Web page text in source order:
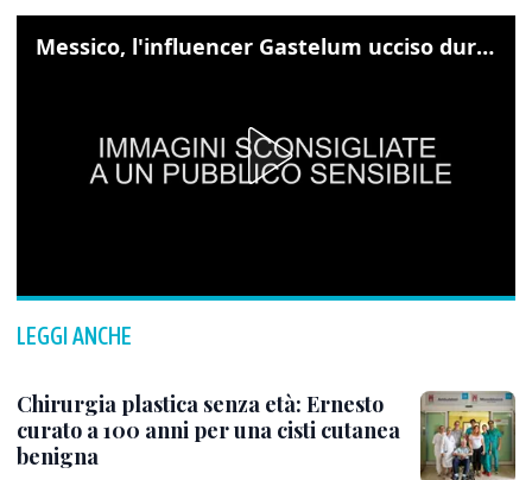
Messico, l'influencer Gastelum ucciso durante una diretta streaming
LEGGI ANCHE
Chirurgia plastica senza età: Ernesto
curato a 100 anni per una cisti cutanea
benigna